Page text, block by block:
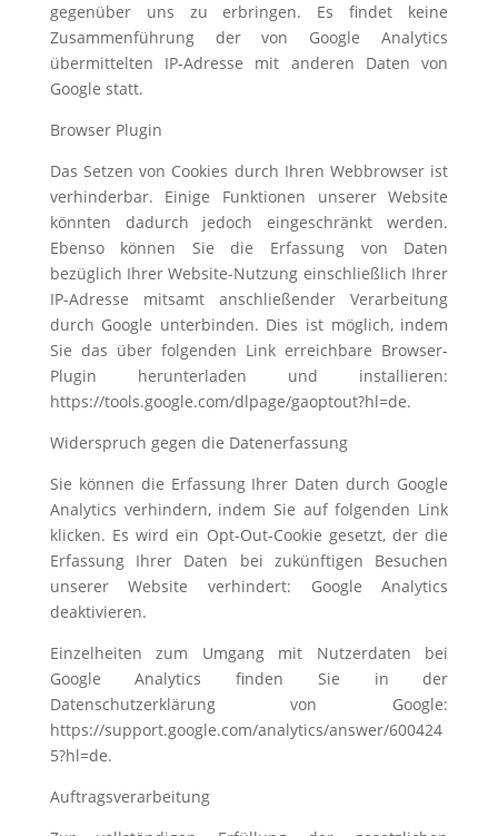
gegenüber uns zu erbringen. Es findet keine
Zusammenführung der von Google Analytics
übermittelten IP-Adresse mit anderen Daten von
Google statt.
Browser Plugin
Das Setzen von Cookies durch Ihren Webbrowser ist
verhinderbar. Einige Funktionen unserer Website
könnten dadurch jedoch eingeschränkt werden.
Ebenso können Sie die Erfassung von Daten
bezüglich Ihrer Website-Nutzung einschließlich Ihrer
IP-Adresse mitsamt anschließender Verarbeitung
durch Google unterbinden. Dies ist möglich, indem
Sie das über folgenden Link erreichbare Browser-
Plugin herunterladen und installieren:
https://tools.google.com/dlpage/gaoptout?hl=de.
Widerspruch gegen die Datenerfassung
Sie können die Erfassung Ihrer Daten durch Google
Analytics verhindern, indem Sie auf folgenden Link
klicken. Es wird ein Opt-Out-Cookie gesetzt, der die
Erfassung Ihrer Daten bei zukünftigen Besuchen
unserer Website verhindert: Google Analytics
deaktivieren.
Einzelheiten zum Umgang mit Nutzerdaten bei
Google Analytics finden Sie in der
Datenschutzerklärung von Google:
https://support.google.com/analytics/answer/600424
5?hl=de.
Auftragsverarbeitung